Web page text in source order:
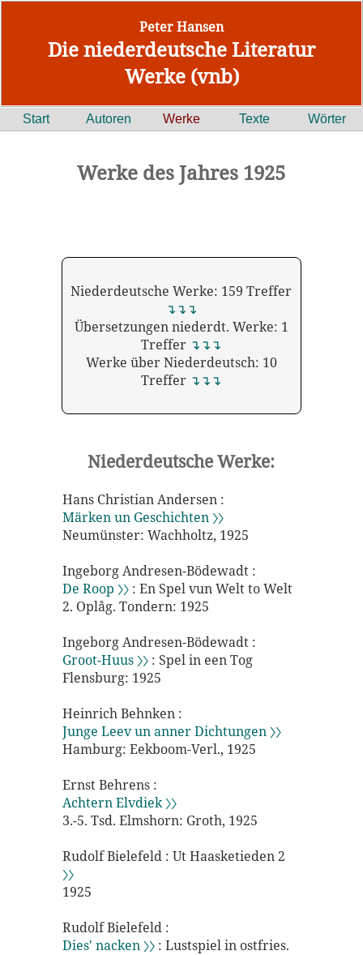
Peter Hansen
Die niederdeutsche Literatur
Werke (vnb)
Start Autoren Werke Texte Wörter
Werke des Jahres 1925
Niederdeutsche Werke: 159 Treffer
↴↴↴
Übersetzungen niederdt. Werke: 1
Treffer ↴↴↴
Werke über Niederdeutsch: 10
Treffer ↴↴↴
Niederdeutsche Werke:
Hans Christian Andersen :
Märken un Geschichten 〉〉
Neumünster: Wachholtz, 1925
Ingeborg Andresen-Bödewadt :
De Roop 〉〉 : En Spel vun Welt to Welt
2. Oplåg. Tondern: 1925
Ingeborg Andresen-Bödewadt :
Groot-Huus 〉〉 : Spel in een Tog
Flensburg: 1925
Heinrich Behnken :
Junge Leev un anner Dichtungen 〉〉
Hamburg: Eekboom-Verl., 1925
Ernst Behrens :
Achtern Elvdiek 〉〉
3.-5. Tsd. Elmshorn: Groth, 1925
Rudolf Bielefeld : Ut Haasketieden 2
〉〉
1925
Rudolf Bielefeld :
Dies' nacken 〉〉 : Lustspiel in ostfries.